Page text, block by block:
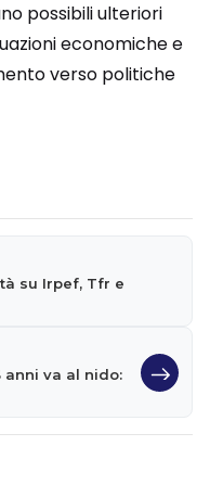
possibili ulteriori
economiche e
verso politiche
su Irpef, Tfr e
anni va al nido: